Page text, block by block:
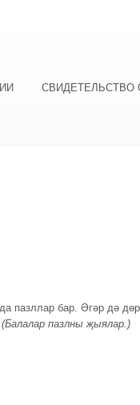
СВИДЕТЕЛЬСТВО
пазллар бар. Әгәр дә
(Балалар пазлны җыялар.)